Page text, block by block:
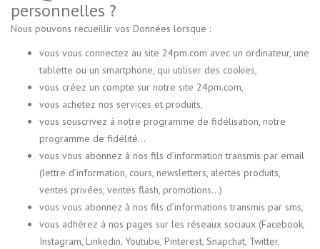
personnelles ?
Nous pouvons recueillir vos Données lorsque :
vous vous connectez au site 24pm.com avec un ordinateur, une
tablette ou un smartphone, qui utiliser des cookies,
vous créez un compte sur notre site 24pm.com,
vous achetez nos services et produits,
vous souscrivez à notre programme de fidélisation, notre
programme de fidélité...
vous vous abonnez à nos fils d’information transmis par email
(lettre d’information, cours, newsletters, alertes produits,
ventes privées, ventes flash, promotions…)
vous vous abonnez à nos fils d’informations transmis par sms,
vous adhérez à nos pages sur les réseaux sociaux (Facebook,
Instagram, Linkedin, Youtube, Pinterest, Snapchat, Twitter,